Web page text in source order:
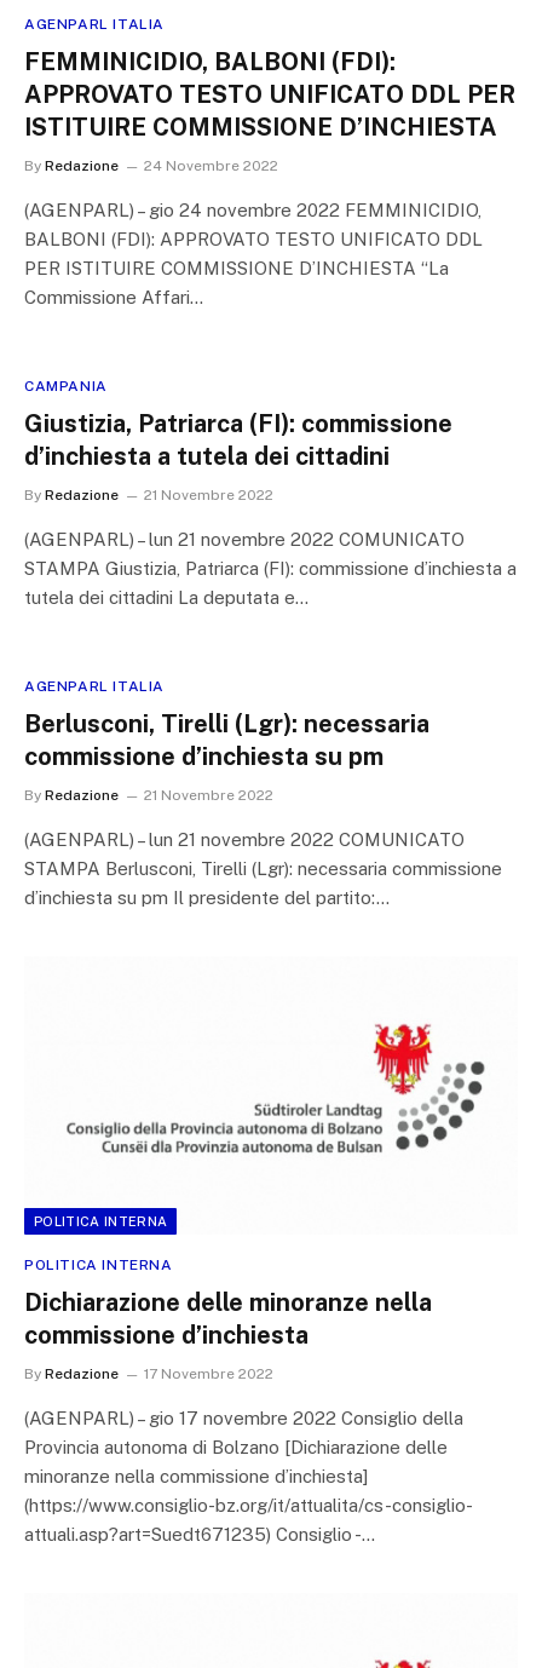
AGENPARL ITALIA
FEMMINICIDIO, BALBONI (FDI):
APPROVATO TESTO UNIFICATO DDL PER
ISTITUIRE COMMISSIONE D’INCHIESTA
By Redazione 24 Novembre 2022
(AGENPARL) – gio 24 novembre 2022 FEMMINICIDIO,
BALBONI (FDI): APPROVATO TESTO UNIFICATO DDL
PER ISTITUIRE COMMISSIONE D’INCHIESTA “La
Commissione Affari…
CAMPANIA
Giustizia, Patriarca (FI): commissione
d’inchiesta a tutela dei cittadini
By Redazione 21 Novembre 2022
(AGENPARL) – lun 21 novembre 2022 COMUNICATO
STAMPA Giustizia, Patriarca (FI): commissione d’inchiesta a
tutela dei cittadini La deputata e…
AGENPARL ITALIA
Berlusconi, Tirelli (Lgr): necessaria
commissione d’inchiesta su pm
By Redazione 21 Novembre 2022
(AGENPARL) – lun 21 novembre 2022 COMUNICATO
STAMPA Berlusconi, Tirelli (Lgr): necessaria commissione
d’inchiesta su pm Il presidente del partito:…
POLITICA INTERNA
POLITICA INTERNA
Dichiarazione delle minoranze nella
commissione d’inchiesta
By Redazione 17 Novembre 2022
(AGENPARL) – gio 17 novembre 2022 Consiglio della
Provincia autonoma di Bolzano [Dichiarazione delle
minoranze nella commissione d’inchiesta]
(https://www.consiglio-bz.org/it/attualita/cs-consiglio-
attuali.asp?art=Suedt671235) Consiglio -…